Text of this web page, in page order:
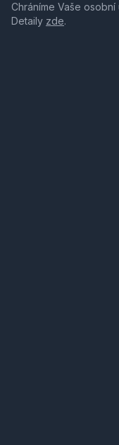
Chráníme Vaše
Detaily zde.